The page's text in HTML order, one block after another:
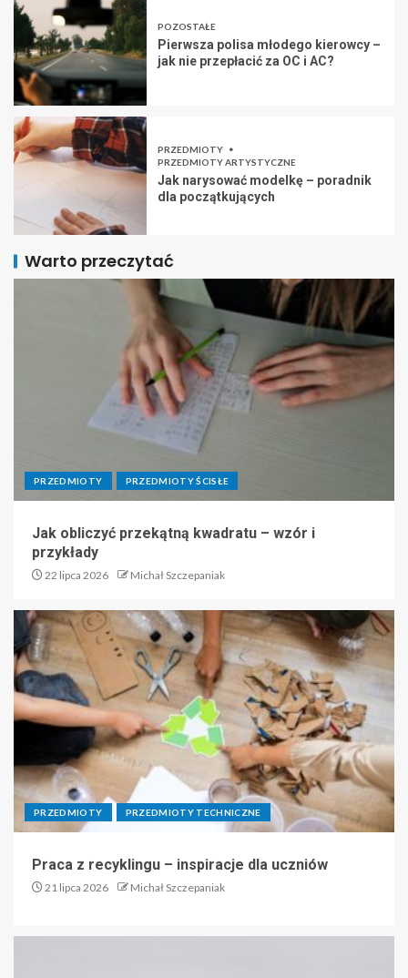
POZOSTAŁE
Pierwsza polisa młodego kierowcy –
jak nie przepłacić za OC i AC?
PRZEDMIOTY
PRZEDMIOTY ARTYSTYCZNE
Jak narysować modelkę – poradnik
dla początkujących
Warto przeczytać
PRZEDMIOTY PRZEDMIOTY ŚCISŁE
Jak obliczyć przekątną kwadratu – wzór i
przykłady
22 lipca 2026 Michał Szczepaniak
PRZEDMIOTY PRZEDMIOTY TECHNICZNE
Praca z recyklingu – inspiracje dla uczniów
21 lipca 2026 Michał Szczepaniak